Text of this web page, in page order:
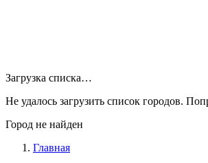
Загрузка списка…
Не удалось загрузить список городов.
Город не найден
Главная